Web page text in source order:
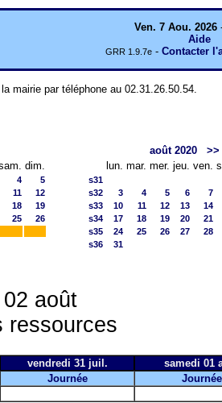
Ven. 7 Aou. 2026
Aide
GRR 1.9.7e- Contacter
mairie par téléphone au 02.31.26.50.54.
dim.
4
5
11
12
18
19
25
26
août 2020
>>
lun. mar. mer. jeu. ven.
s31
s32
3 4 5 6 7
s33
10 11 12 13 14
s34
17 18 19 20 21
s35
24 25 26 27 28
s36
31
août
ressources
vendredi 31 juil. samedi 01
Journée Journée